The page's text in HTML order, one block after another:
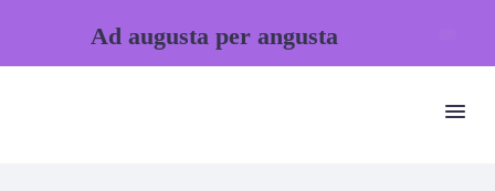
Ad augusta per angusta